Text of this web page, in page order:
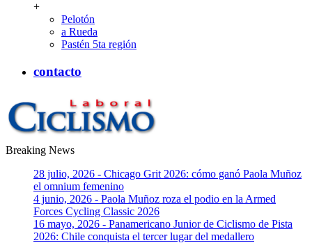
+
Pelotón
a Rueda
Pastén 5ta región
contacto
CiclismoLaboral
Breaking News
28 julio, 2026 - Chicago Grit 2026: cómo ganó Paola Muñoz
el omnium femenino
4 junio, 2026 - Paola Muñoz roza el podio en la Armed
Forces Cycling Classic 2026
16 mayo, 2026 - Panamericano Junior de Ciclismo de Pista
2026: Chile conquista el tercer lugar del medallero